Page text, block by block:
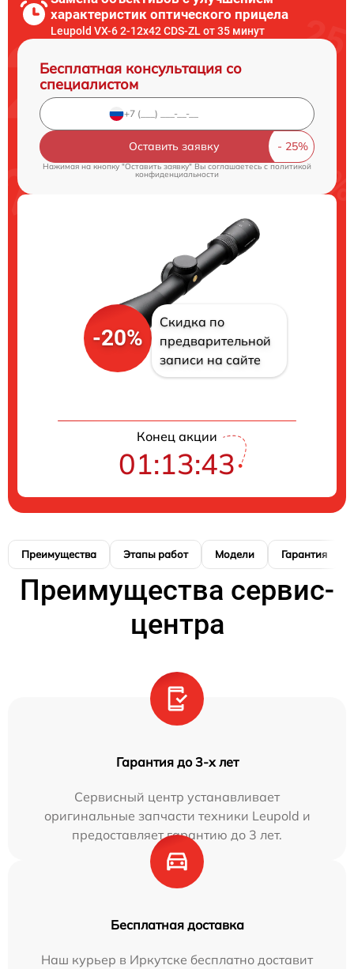
характеристик оптического прицела
Leupold VX-6 2-12x42 CDS-ZL от 35 минут
Бесплатная консультация со
специалистом
Оставить заявку
Нажимая на кнопку "Оставить заявку" Вы соглашаетесь cполитикой
конфиденциальности
-20%
Скидка по
предварительной
записи на сайте
Конец акции
01:13:42
Преимущества Этапы работ Модели Гарантия
Преимущества сервис-
центра
Гарантия до 3-х лет
Сервисный центр устанавливает
оригинальные запчасти техники Leupold и
предоставляет гарантию до 3 лет.
Бесплатная доставка
Наш курьер в Иркутске бесплатно доставит